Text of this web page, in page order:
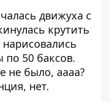
движуха с
крутить
50 баксов.
не было, аааа?
нет.